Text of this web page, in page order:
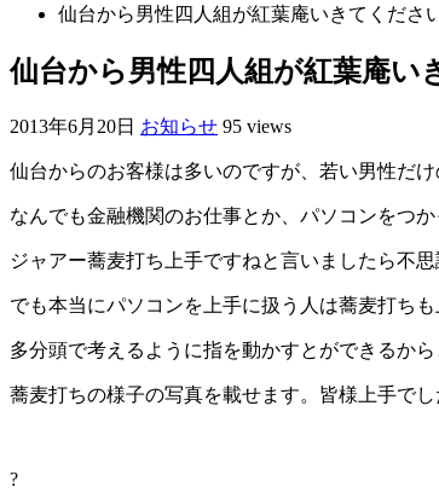
仙台から男性四人組が紅葉庵いきてくださ
仙台から男性四人組が紅葉庵い
2013年6月20日 お知らせ 95 views
仙台からのお客様は多いのですが、若い男性だけ
なんでも金融機関のお仕事とか、パソコンをつ
ジャアー蕎麦打ち上手ですねと言いましたら不思
でも本当にパソコンを上手に扱う人は蕎麦打ちも
多分頭で考えるように指を動かすとができるから
蕎麦打ちの様子の写真を載せます。皆様上手でし
?